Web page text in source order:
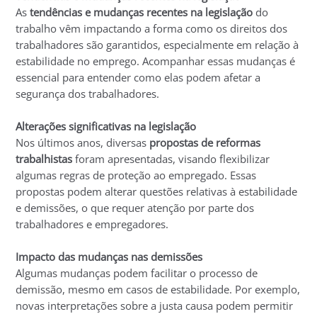
Astendências e mudanças recentes na legislação do
trabalho vêm impactando a forma como os direitos dos
trabalhadores são garantidos, especialmente em relação à
estabilidade no emprego. Acompanhar essas mudanças é
essencial para entender como elas podem afetar a
segurança dos trabalhadores.
Alterações significativas na legislação
Nos últimos anos, diversas propostas de reformas
trabalhistas foram apresentadas, visando flexibilizar
algumas regras de proteção ao empregado. Essas
propostas podem alterar questões relativas à estabilidade
e demissões, o que requer atenção por parte dos
trabalhadores e empregadores.
Impacto das mudanças nas demissões
Algumas mudanças podem facilitar o processo de
demissão, mesmo em casos de estabilidade. Por exemplo,
novas interpretações sobre a justa causa podem permitir